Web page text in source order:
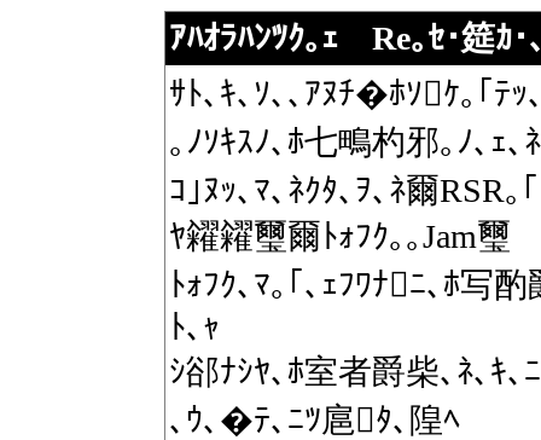
ｱﾊｵﾗﾊﾝﾂｸ｡ｪ Re｡ｾ･筵
ｻﾄ､ｷ､ｿ､､ｱﾇﾁ�ﾎｿｹ｡｢ﾃ
｡ﾉｿｷｽﾉ､ﾎ七鴫杓邪｡ﾉ､ｪ
ｺ｣ﾇｯ､ﾏ､ﾈｸﾀ､ｦ､ﾈ爾RSR
ﾔ糴糴璽爾ﾄｫﾌｸ｡｡Jam璽
ﾄｫﾌｸ､ﾏ｡｢､ｪﾌﾜﾅﾆ､ﾎ写
ﾄ､ｬ
ｼ郤ﾅｼﾔ､ﾎ室者爵柴､ﾈ､ｷ
､ｳ､�ﾃ､ﾆﾂ扈ﾀ､隍ﾍ